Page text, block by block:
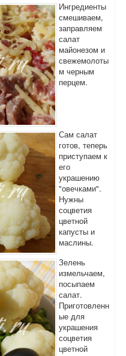
Ингредиенты
смешиваем,
заправляем
салат
майонезом и
свежемолоты
м черным
перцем.
Сам салат
готов, теперь
приступаем к
его
украшению
"овечками".
Нужны
соцветия
цветной
капусты и
маслины.
Зелень
измельчаем,
посыпаем
салат.
Приготовленн
ые для
украшения
соцветия
цветной